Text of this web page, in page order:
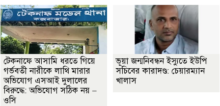
টেকনাফে আসামি ধরতে গিয়ে
গর্ভবতী নারীকে লাথি মারার
অভিযোগ এসআই দুলালের
বিরুদ্ধে: অভিযোগ সঠিক নয় –
ওসি
ভূয়া জন্মনিবন্ধন ইস্যুতে ইউপি
সচিবের কারাদণ্ড: চেয়ারম্যান
খালাস